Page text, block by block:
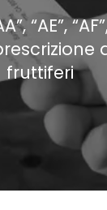
“AE”,
fruttiferi